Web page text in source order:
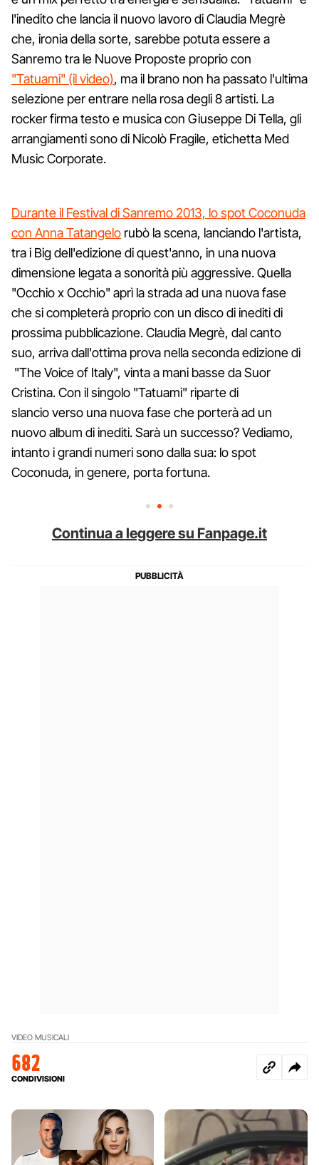
l'inedito che lancia il nuovo lavoro di Claudia Megrè
che, ironia della sorte, sarebbe potuta essere a
Sanremo tra le Nuove Proposte proprio con
"Tatuami" (il video), ma il brano non ha passato l'ultima
selezione per entrare nella rosa degli 8 artisti. La
rocker firma testo e musica con Giuseppe Di Tella, gli
arrangiamenti sono di Nicolò Fragile, etichetta Med
Music Corporate.
Durante il Festival di Sanremo 2013, lo spot Coconuda
con Anna Tatangelo rubò la scena, lanciando l'artista,
tra i Big dell'edizione di quest'anno, in una nuova
dimensione legata a sonorità più aggressive. Quella
"Occhio x Occhio" aprì la strada ad una nuova fase
che si completerà proprio con un disco di inediti di
prossima pubblicazione. Claudia Megrè, dal canto
suo, arriva dall'ottima prova nella seconda edizione di
"The Voice of Italy", vinta a mani basse da Suor
Cristina. Con il singolo "Tatuami" riparte di
slancio verso una nuova fase che porterà ad un
nuovo album di inediti. Sarà un successo? Vediamo,
intanto i grandi numeri sono dalla sua: lo spot
Coconuda, in genere, porta fortuna.
Continua a leggere su Fanpage.it
VIDEO MUSICALI
682
CONDIVISIONI